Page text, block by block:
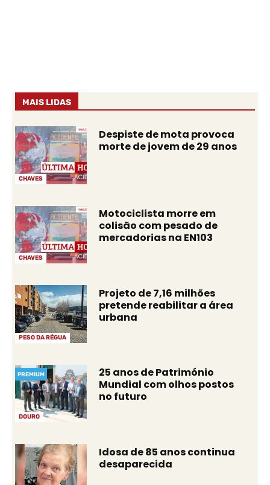
MAIS LIDAS
CHAVES
Despiste de mota provoca
morte de jovem de 29 anos
CHAVES
Motociclista morre em
colisão com pesado de
mercadorias na EN103
PESO DA RÉGUA
Projeto de 7,16 milhões
pretende reabilitar a área
urbana
DOURO
PREMIUM
25 anos de Património
Mundial com olhos postos
no futuro
Idosa de 85 anos continua
desaparecida